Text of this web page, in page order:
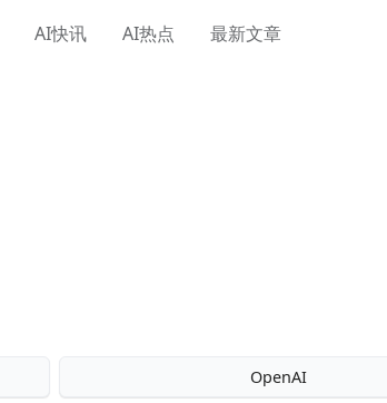
AI快讯 AI热点 最新文章
OpenAI